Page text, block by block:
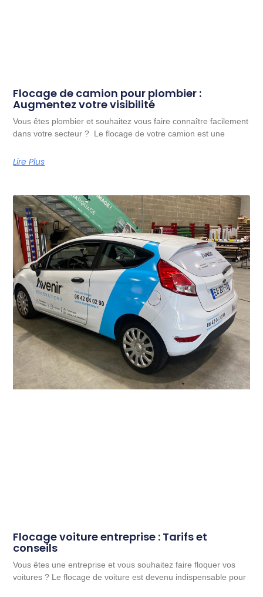
Flocage de camion pour plombier :
Augmentez votre visibilité
Vous êtes plombier et souhaitez vous faire connaître facilement
dans votre secteur ? Le flocage de votre camion est une
Lire Plus
Flocage voiture entreprise : Tarifs et
conseils
Vous êtes une entreprise et vous souhaitez faire floquer vos
voitures ? Le flocage de voiture est devenu indispensable pour